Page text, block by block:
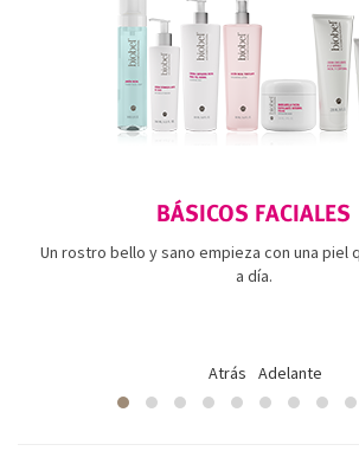
BÁSICOS FACIALES
Un rostro bello y sano empieza con una piel
a día.
Atrás Adelante